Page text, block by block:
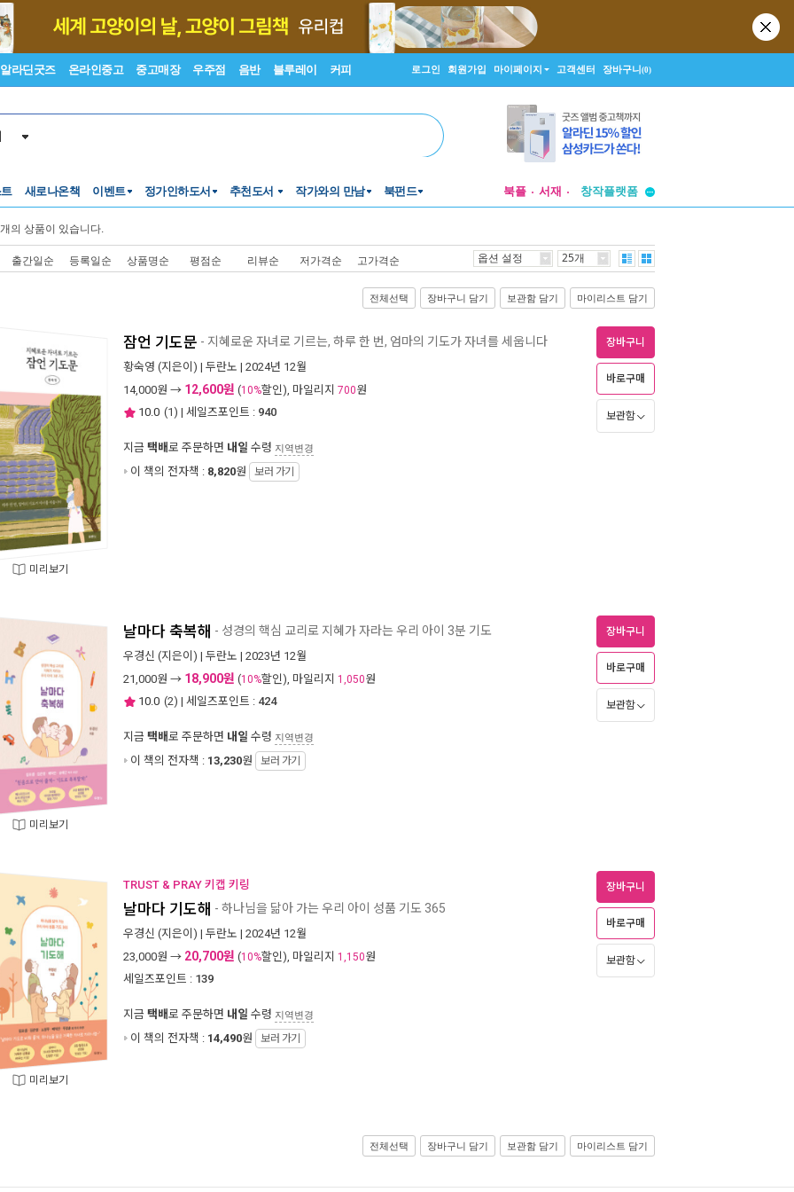
알라딘굿즈 온라인중고 중고매장 우주점 음반 블루레이 커피 로그인 회원가입 마이페이지 고객센터 장바구니(0)
새로나온책 이벤트 정가인하도서 추천도서 작가와의 만남 북펀드 북플 서재
창작플랫폼
개의 상품이 있습니다.
출간일순 등록일순 상품명순 평점순 리뷰순 저가격순 고가격순 옵션 설정 25개
전체선택 장바구니 담기 보관함 담기 마이리스트 담기
미리보기
잠언 기도문 - 지혜로운 자녀로 기르는, 하루 한 번, 엄마의 기도가 자녀를 세웁니다
황숙영 (지은이) | 두란노 | 2024년 12월
14,000원 → 12,600원 (10%할인), 마일리지 700원
10.0 (1) | 세일즈포인트 : 940
지금 택배로 주문하면 내일 수령 지역변경
이 책의 전자책 : 8,820원 보러 가기
장바구니
바로구매
보관함
미리보기
날마다 축복해 - 성경의 핵심 교리로 지혜가 자라는 우리 아이 3분 기도
우경신 (지은이) | 두란노 | 2023년 12월
21,000원 → 18,900원 (10%할인), 마일리지 1,050원
10.0 (2) | 세일즈포인트 : 424
지금 택배로 주문하면 내일 수령 지역변경
이 책의 전자책 : 13,230원 보러 가기
장바구니
바로구매
보관함
미리보기
TRUST & PRAY 키캡 키링
날마다 기도해 - 하나님을 닮아 가는 우리 아이 성품 기도 365
우경신 (지은이) | 두란노 | 2024년 12월
23,000원 → 20,700원 (10%할인), 마일리지 1,150원
세일즈포인트 : 139
지금 택배로 주문하면 내일 수령 지역변경
이 책의 전자책 : 14,490원 보러 가기
장바구니
바로구매
보관함
전체선택 장바구니 담기 보관함 담기 마이리스트 담기